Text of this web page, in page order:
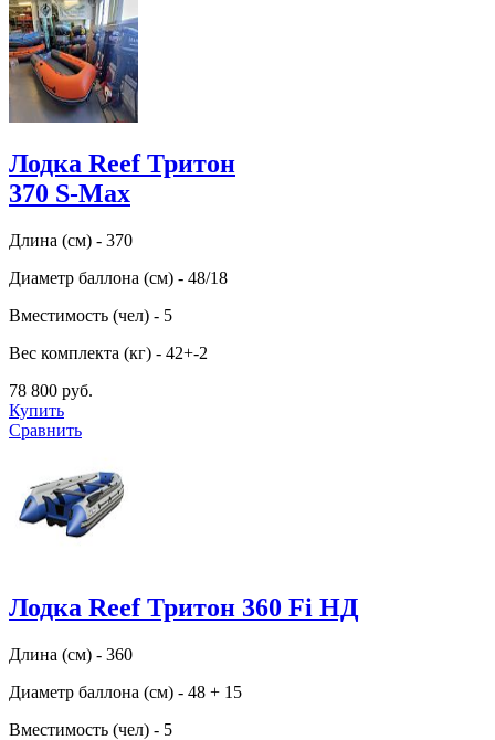
Лодка Reef Тритон
370 S-Max
Длина (см) - 370
Диаметр баллона (см) - 48/18
Вместимость (чел) - 5
Вес комплекта (кг) - 42+-2
78 800 руб.
Купить
Сравнить
Лодка Reef Тритон 360 Fi НД
Длина (см) - 360
Диаметр баллона (см) - 48 + 15
Вместимость (чел) - 5